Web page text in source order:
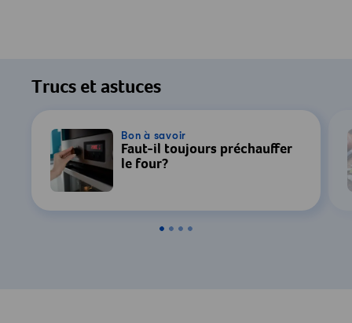
Trucs et astuces
Bon à savoir
Faut-il toujours préchauffer
le four?